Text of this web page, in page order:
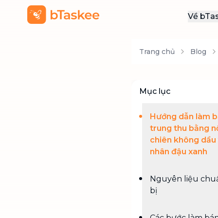
Về
Trang chủ Blog
Mục lục
Hướng dẫn làm
trung thu bằng
chiên không dầu
nhân đậu xanh
Nguyên liệu
bị